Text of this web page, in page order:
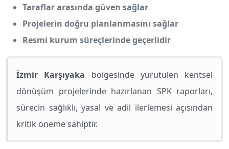
Taraflar arasında güven sağlar
Projelerin doğru planlanmasını sağlar
Resmi kurum süreçlerinde geçerlidir
İzmir Karşıyaka bölgesinde yürütülen kentsel
dönüşüm projelerinde hazırlanan SPK raporları,
sürecin sağlıklı, yasal ve adil ilerlemesi açısından
kritik öneme sahiptir.